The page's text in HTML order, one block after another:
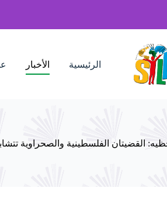
الرئيسية الأخبار
القضيتان الفلسطينية والصحراوية